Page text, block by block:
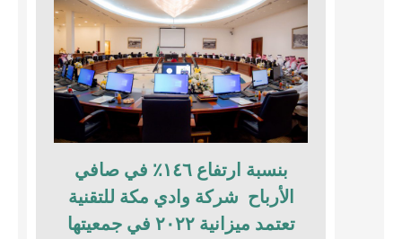
بنسبة ارتفاع ١٤٦٪؜ في صافي
الأرباح شركة وادي مكة للتقنية
تعتمد ميزانية ٢٠٢٢ في جمعيتها